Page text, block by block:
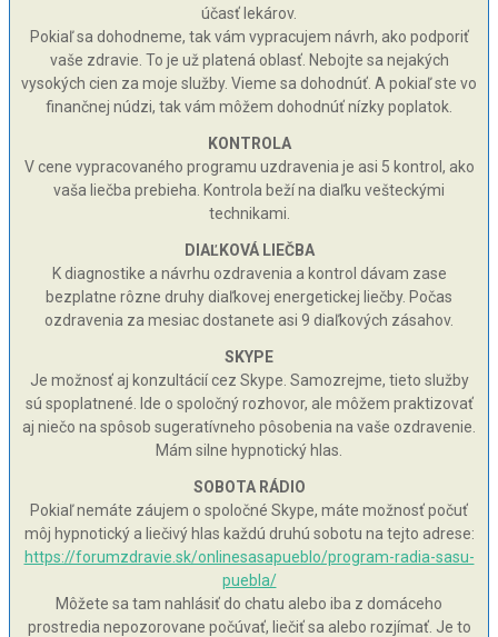
účasť lekárov.
Pokiaľ sa dohodneme, tak vám vypracujem návrh, ako podporiť
vaše zdravie. To je už platená oblasť. Nebojte sa nejakých
vysokých cien za moje služby. Vieme sa dohodnúť. A pokiaľ ste vo
finančnej núdzi, tak vám môžem dohodnúť nízky poplatok.
KONTROLA
V cene vypracovaného programu uzdravenia je asi 5 kontrol, ako
vaša liečba prebieha. Kontrola beží na diaľku vešteckými
technikami.
DIAĽKOVÁ LIEČBA
K diagnostike a návrhu ozdravenia a kontrol dávam zase
bezplatne rôzne druhy diaľkovej energetickej liečby. Počas
ozdravenia za mesiac dostanete asi 9 diaľkových zásahov.
SKYPE
Je možnosť aj konzultácií cez Skype. Samozrejme, tieto služby
sú spoplatnené. Ide o spoločný rozhovor, ale môžem praktizovať
aj niečo na spôsob sugeratívneho pôsobenia na vaše ozdravenie.
Mám silne hypnotický hlas.
SOBOTA RÁDIO
Pokiaľ nemáte záujem o spoločné Skype, máte možnosť počuť
môj hypnotický a liečivý hlas každú druhú sobotu na tejto adrese:
https://forumzdravie.sk/onlinesasapueblo/program-radia-sasu-
puebla/
Môžete sa tam nahlásiť do chatu alebo iba z domáceho
prostredia nepozorovane počúvať, liečiť sa alebo rozjímať. Je to